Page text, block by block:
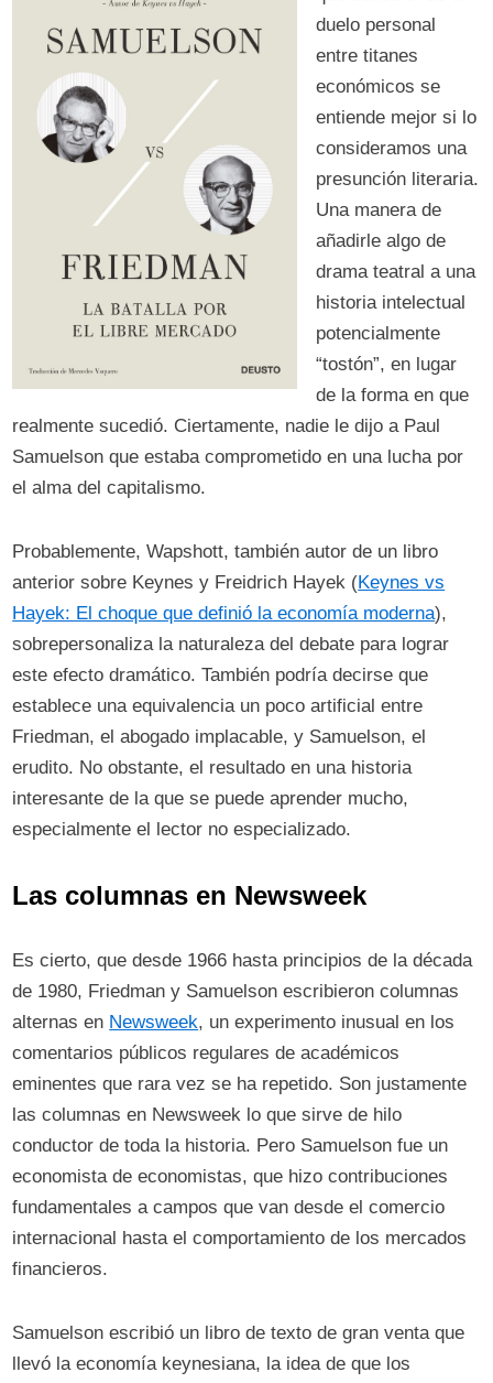
duelo personal
entre titanes
económicos se
entiende mejor si lo
consideramos una
presunción literaria.
Una manera de
añadirle algo de
drama teatral a una
historia intelectual
potencialmente
“tostón”, en lugar
de la forma en que
realmente sucedió. Ciertamente, nadie le dijo a Paul
Samuelson que estaba comprometido en una lucha por
el alma del capitalismo.
Probablemente, Wapshott, también autor de un libro
anterior sobre Keynes y Freidrich Hayek (Keynes vs
Hayek: El choque que definió la economía moderna),
sobrepersonaliza la naturaleza del debate para lograr
este efecto dramático. También podría decirse que
establece una equivalencia un poco artificial entre
Friedman, el abogado implacable, y Samuelson, el
erudito. No obstante, el resultado en una historia
interesante de la que se puede aprender mucho,
especialmente el lector no especializado.
Las columnas en Newsweek
Es cierto, que desde 1966 hasta principios de la década
de 1980, Friedman y Samuelson escribieron columnas
alternas en Newsweek, un experimento inusual en los
comentarios públicos regulares de académicos
eminentes que rara vez se ha repetido. Son justamente
las columnas en Newsweek lo que sirve de hilo
conductor de toda la historia. Pero Samuelson fue un
economista de economistas, que hizo contribuciones
fundamentales a campos que van desde el comercio
internacional hasta el comportamiento de los mercados
financieros.
Samuelson escribió un libro de texto de gran venta que
llevó la economía keynesiana, la idea de que los